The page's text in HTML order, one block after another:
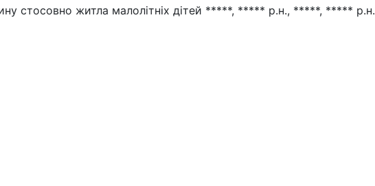
стосовно житла малолітніх дітей *****, ***** р.н., *****, ***** р.н.